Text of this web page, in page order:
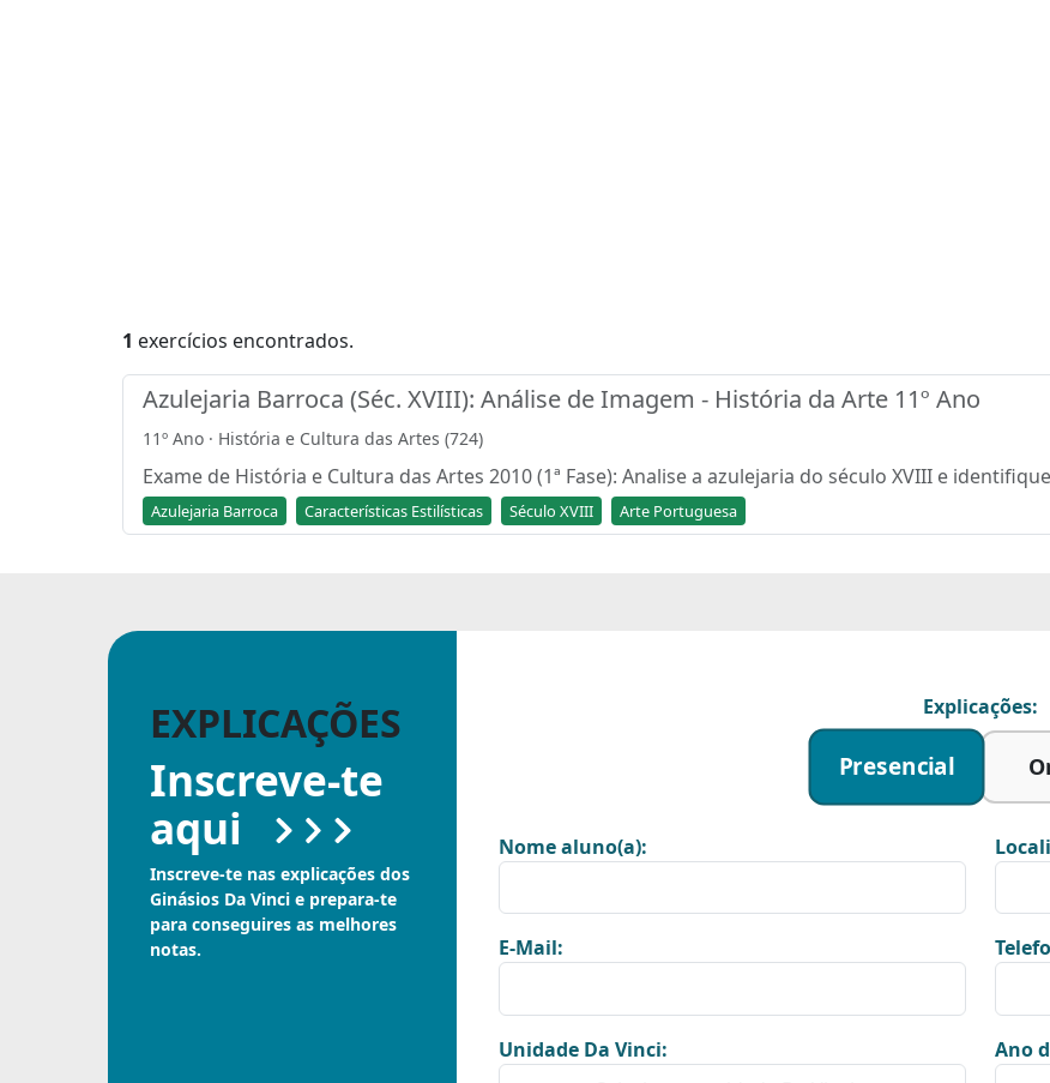
1 exercícios encontrados.
Azulejaria Barroca (Séc. XVIII): Análise de Imagem - História da Arte 11º Ano
11º Ano · História e Cultura das Artes (724)
Exame de História e Cultura das Artes 2010 (1ª Fase): Analise a azulejaria do século XVIII e
Azulejaria Barroca Características Estilísticas Século XVIII Arte Portuguesa
EXPLICAÇÕES
Inscreve-te
aqui
Inscreve-te nas explicações dos
Ginásios Da Vinci e prepara-te
para conseguires as melhores
notas.
Explicações:
Presencial
Nome aluno(a):
E-Mail:
Unidade Da Vinci: Ano